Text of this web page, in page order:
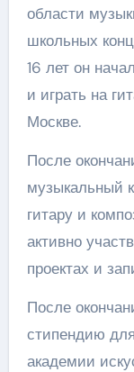
области
школьных
16 лет он
и играть на
Москве.
После
музыкальный
гитару и
активно
проектах и
После
стипендию
академии